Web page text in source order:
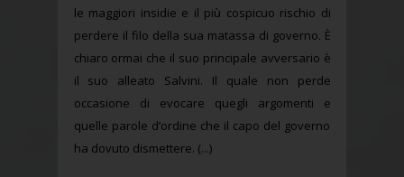
le maggiori insidie e il più cospicuo rischio di
perdere il filo della sua matassa di governo. È
chiaro ormai che il suo principale avversario è
il suo alleato Salvini. Il quale non perde
occasione di evocare quegli argomenti e
quelle parole d’ordine che il capo del governo
ha dovuto dismettere. (...)